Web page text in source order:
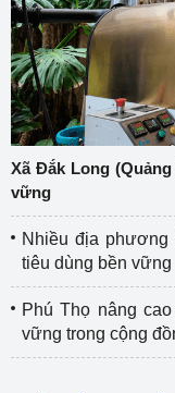
Xã Đắk Long
vững
Nhiều địa
tiêu dùng bền vững
Phú Thọ nâng
vững trong cộng